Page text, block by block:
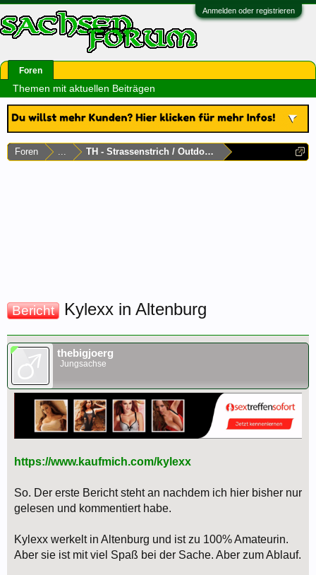
Anmelden oder registrieren
Foren ... TH - Strassenstrich / Outdoor / Autodate
Bericht Kylexx in Altenburg
thebigjoerg
Jungsachse
https://www.kaufmich.com/kylexx
So. Der erste Bericht steht an nachdem ich hier bisher nur
gelesen und kommentiert habe.
Kylexx werkelt in Altenburg und ist zu 100% Amateurin.
Aber sie ist mit viel Spaß bei der Sache. Aber zum Ablauf.
Foren
Themen mit aktuellen Beiträgen